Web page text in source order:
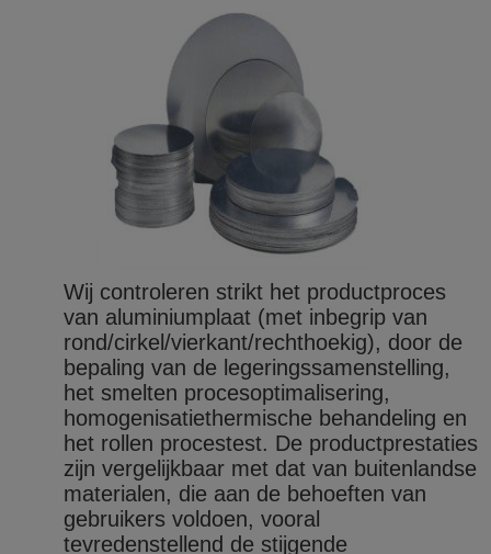
Wij controleren strikt het productproces
van aluminiumplaat (met inbegrip van
rond/cirkel/vierkant/rechthoekig), door de
bepaling van de legeringssamenstelling,
het smelten procesoptimalisering,
homogenisatiethermische behandeling en
het rollen procestest. De productprestaties
zijn vergelijkbaar met dat van buitenlandse
materialen, die aan de behoeften van
gebruikers voldoen, vooral
tevredenstellend de stijgende